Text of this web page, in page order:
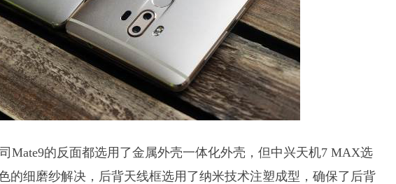
Mate9的反面都选用了金属外壳一体化外壳，但中兴天机7 MAX选
的细磨纱解决，后背天线框选用了纳米技术注塑成型，确保了后背